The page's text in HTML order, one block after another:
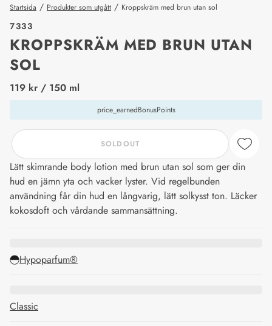
Startsida / Produkter som utgått / Kroppskräm med brun utan sol
7333
KROPPSKRÄM MED BRUN UTAN
SOL
price_label
119 kr / 150 ml
price_earnedBonusPoints
SOLDOUT
Lätt skimrande body lotion med brun utan sol som ger din
hud en jämn yta och vacker lyster. Vid regelbunden
användning får din hud en långvarig, lätt solkysst ton. Läcker
kokosdoft och vårdande sammansättning.
Hypoparfum®
Classic